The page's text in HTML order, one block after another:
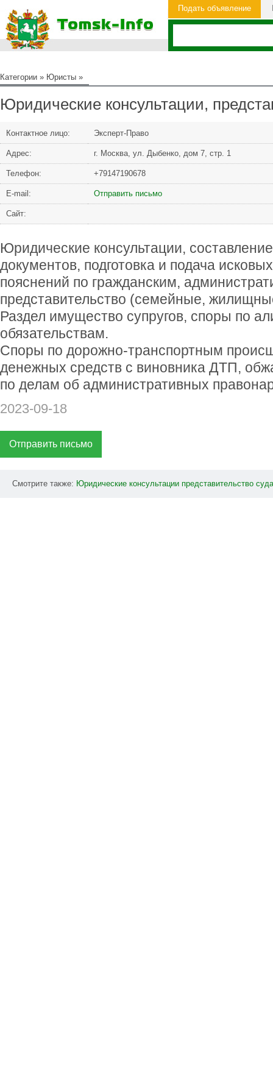
Подать объявление
Категории » Юристы »
Юридические консультации,
Контактное лицо: Эксперт-Право
Адрес: г. Москва, ул. Дыбенко, дом 7, стр. 1
Телефон: +79147190678
Е-mail: Отправить письмо
Сайт:
Юридические консультации,
документов, подготовка и подача
пояснений по гражданским,
представительство (семейные,
Раздел имущество супругов, споры по
обязательствам.
Споры по дорожно-транспортным
денежных средств с виновника ДТП,
по делам об административных
2023-09-18
Отправить письмо
Смотрите также: Юридические консультации представительство